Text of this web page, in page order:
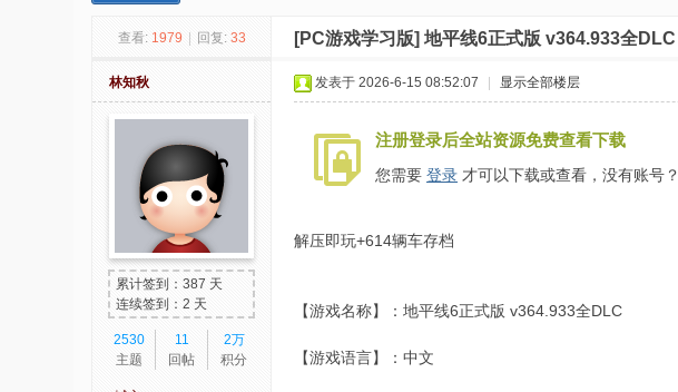
源
科
爱
辅
查看: 1979 回复: 33 [PC游戏学习版] 地平线6正式版 v364.933全DLC
林知秋
累计签到：387 天
连续签到：2 天
2530
主题
11
回帖
2万
积分
发表于 2026-6-15 08:52:07 显示全部楼层
注册登录后全站资源免费查看下载
您需要 登录 才可以下载或查看，没有账号？
解压即玩+614辆车存档
【游戏名称】：地平线6正式版 v364.933全DLC
【游戏语言】：中文